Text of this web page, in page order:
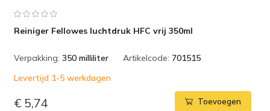
Reiniger Fellowes luchtdruk HFC vrij 350ml
Verpakking: 350 milliliter Artikelcode: 701515
Levertijd 1-5 werkdagen
€ 5,74 Toevoegen